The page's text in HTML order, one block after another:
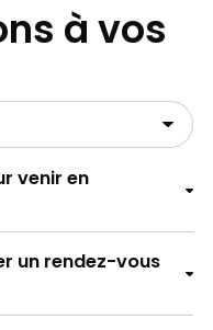
à vos
venir en
un rendez-vous